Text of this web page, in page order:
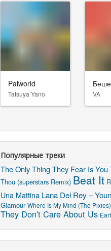
Palworld
Tatsuya Yano VA
Популярные треки
The Only Thing They Fear Is You
Thou (superstars Remix) Beat It
Una Mattina Lana Del Rey –
Glamour Where Is My Mind (The Pixies)
They Don't Care About Us